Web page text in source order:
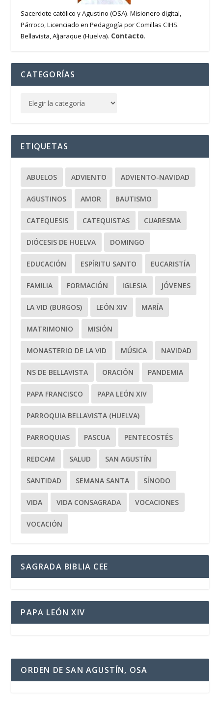
Sacerdote católico y Agustino (OSA). Misionero digital,
Párroco, Licenciado en Pedagogía por Comillas CIHS.
Bellavista, Aljaraque (Huelva). Contacto.
CATEGORÍAS
ETIQUETAS
ABUELOS ADVIENTO ADVIENTO-NAVIDAD
AGUSTINOS AMOR BAUTISMO
CATEQUESIS CATEQUISTAS CUARESMA
DIÓCESIS DE HUELVA DOMINGO
EDUCACIÓN ESPÍRITU SANTO EUCARISTÍA
FAMILIA FORMACIÓN IGLESIA JÓVENES
LA VID (BURGOS) LEÓN XIV MARÍA
MATRIMONIO MISIÓN
MONASTERIO DE LA VID MÚSICA NAVIDAD
NS DE BELLAVISTA ORACIÓN PANDEMIA
PAPA FRANCISCO PAPA LEÓN XIV
PARROQUIA BELLAVISTA (HUELVA)
PARROQUIAS PASCUA PENTECOSTÉS
REDCAM SALUD SAN AGUSTÍN
SANTIDAD SEMANA SANTA SÍNODO
VIDA VIDA CONSAGRADA VOCACIONES
VOCACIÓN
SAGRADA BIBLIA CEE
PAPA LEÓN XIV
ORDEN DE SAN AGUSTÍN, OSA